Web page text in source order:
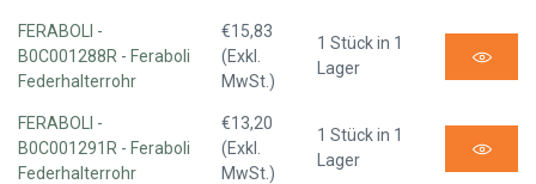
FERABOLI -
B0C001288R - Feraboli
Federhalterrohr
€15,83
(Exkl.
MwSt.)
1 Stück in 1
Lager
FERABOLI -
B0C001291R - Feraboli
Federhalterrohr
€13,20
(Exkl.
MwSt.)
1 Stück in 1
Lager